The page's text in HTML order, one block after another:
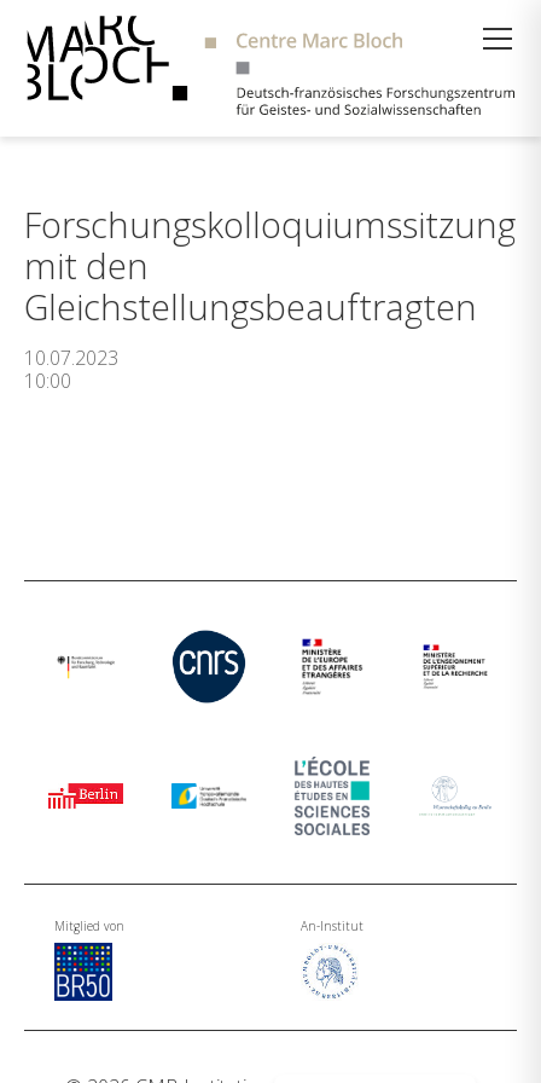
Forschungskolloquiumssitzung
mit den
Gleichstellungsbeauftragten
10.07.2023
10:00
Mitglied von An-Institut